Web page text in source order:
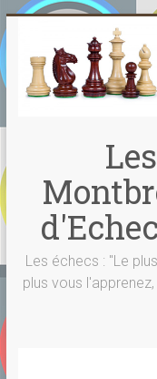
Skip
content
Les échecs : "Le
plus vous